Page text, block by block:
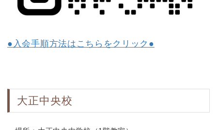
●入会手順方法はこちらをクリック●
大正中央校